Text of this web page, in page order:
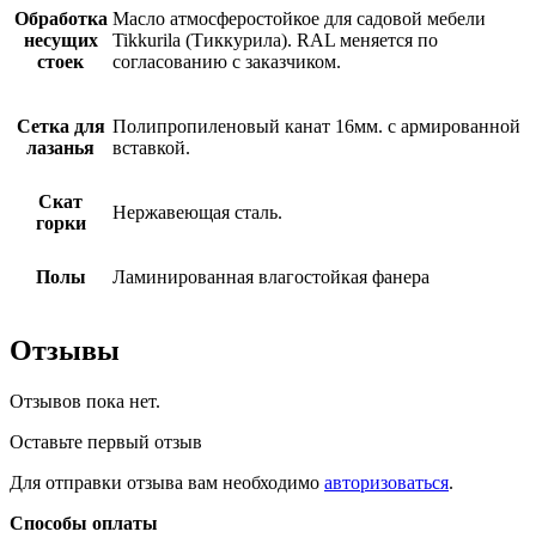
Обработка
несущих
стоек
Масло атмосферостойкое для садовой мебели
Tikkurila (Тиккурила). RAL меняется по
согласованию с заказчиком.
Сетка для
лазанья
Полипропиленовый канат 16мм. с армированной
вставкой.
Скат
горки
Нержавеющая сталь.
Полы Ламинированная влагостойкая фанера
Отзывы
Отзывов пока нет.
Оставьте первый отзыв
Для отправки отзыва вам необходимо авторизоваться.
Способы оплаты